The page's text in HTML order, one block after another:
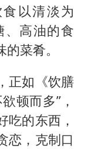
以清淡为
、高油的食
菜肴。
正如《饮膳
顿而多”，
吃的东西，
恋，克制口